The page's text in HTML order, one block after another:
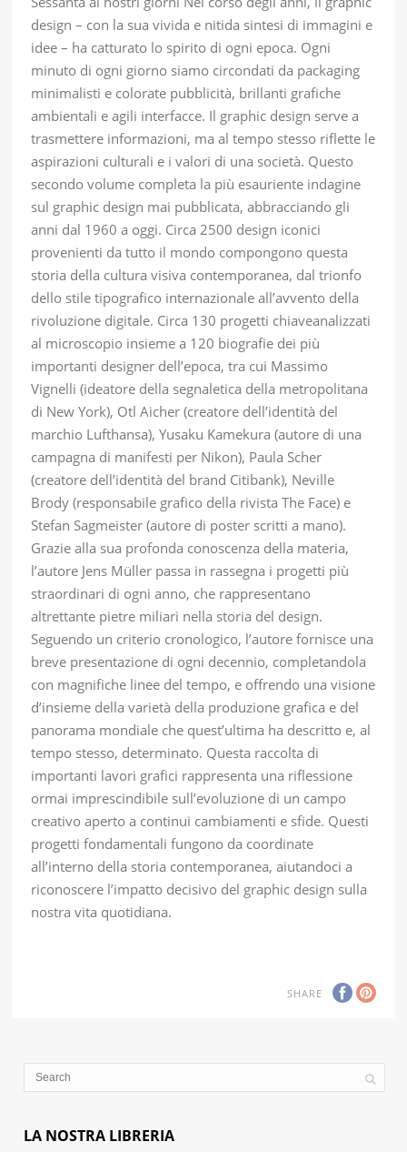
design – con la sua vivida e nitida sintesi di immagini e
idee – ha catturato lo spirito di ogni epoca. Ogni
minuto di ogni giorno siamo circondati da packaging
minimalisti e colorate pubblicità, brillanti grafiche
ambientali e agili interfacce. Il graphic design serve a
trasmettere informazioni, ma al tempo stesso riflette le
aspirazioni culturali e i valori di una società. Questo
secondo volume completa la più esauriente indagine
sul graphic design mai pubblicata, abbracciando gli
anni dal 1960 a oggi. Circa 2500 design iconici
provenienti da tutto il mondo compongono questa
storia della cultura visiva contemporanea, dal trionfo
dello stile tipografico internazionale all’avvento della
rivoluzione digitale. Circa 130 progetti chiaveanalizzati
al microscopio insieme a 120 biografie dei più
importanti designer dell’epoca, tra cui Massimo
Vignelli (ideatore della segnaletica della metropolitana
di New York), Otl Aicher (creatore dell’identità del
marchio Lufthansa), Yusaku Kamekura (autore di una
campagna di manifesti per Nikon), Paula Scher
(creatore dell’identità del brand Citibank), Neville
Brody (responsabile grafico della rivista The Face) e
Stefan Sagmeister (autore di poster scritti a mano).
Grazie alla sua profonda conoscenza della materia,
l’autore Jens Müller passa in rassegna i progetti più
straordinari di ogni anno, che rappresentano
altrettante pietre miliari nella storia del design.
Seguendo un criterio cronologico, l’autore fornisce una
breve presentazione di ogni decennio, completandola
con magnifiche linee del tempo, e offrendo una visione
d’insieme della varietà della produzione grafica e del
panorama mondiale che quest’ultima ha descritto e, al
tempo stesso, determinato. Questa raccolta di
importanti lavori grafici rappresenta una riflessione
ormai imprescindibile sull’evoluzione di un campo
creativo aperto a continui cambiamenti e sfide. Questi
progetti fondamentali fungono da coordinate
all’interno della storia contemporanea, aiutandoci a
riconoscere l’impatto decisivo del graphic design sulla
nostra vita quotidiana.
SHARE
LA NOSTRA LIBRERIA